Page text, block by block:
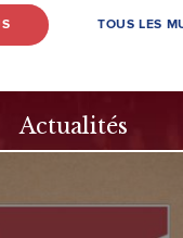
TOUS LES
Actualités